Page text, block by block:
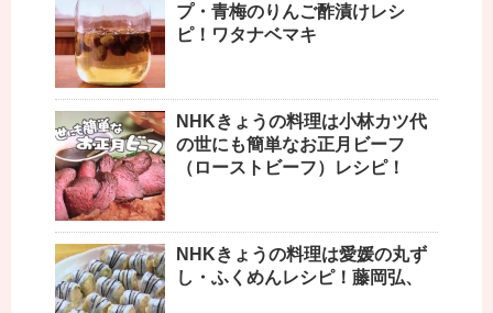
プ・青梅のりんご酢漬けレシ
ピ！ワタナベマキ
NHKきょうの料理は小林カツ代
の世にも簡単なお正月ビーフ
（ローストビーフ）レシピ！
NHKきょうの料理は愛媛の丸ず
し・ふくめんレシピ！藤岡弘、